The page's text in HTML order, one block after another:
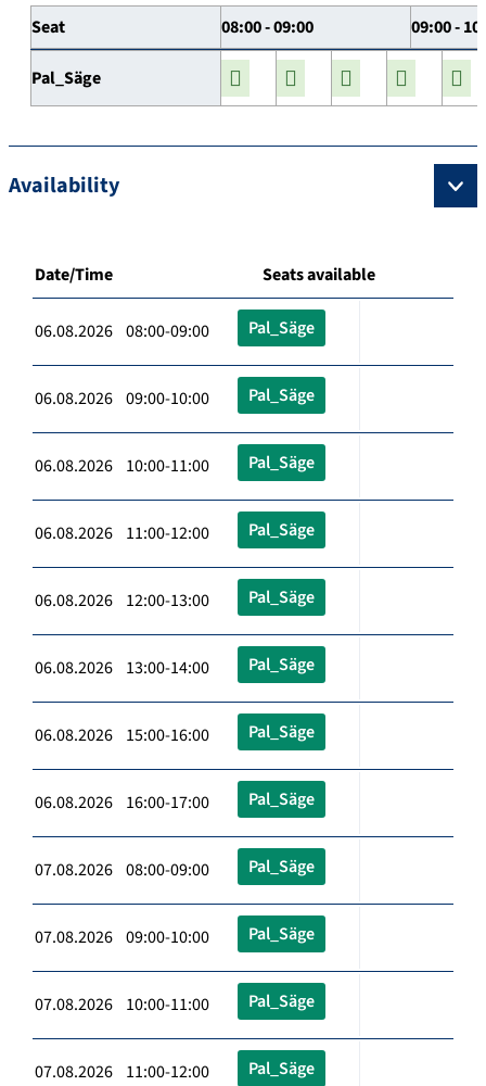
Seat 08:00 - 09:00 09:00 -
Pal_Säge
Availability
Date/Time Seats available
06.08.2026 08:00-09:00 Pal_Säge
06.08.2026 09:00-10:00 Pal_Säge
06.08.2026 10:00-11:00 Pal_Säge
06.08.2026 11:00-12:00 Pal_Säge
06.08.2026 12:00-13:00 Pal_Säge
06.08.2026 13:00-14:00 Pal_Säge
06.08.2026 15:00-16:00 Pal_Säge
06.08.2026 16:00-17:00 Pal_Säge
07.08.2026 08:00-09:00 Pal_Säge
07.08.2026 09:00-10:00 Pal_Säge
07.08.2026 10:00-11:00 Pal_Säge
07.08.2026 11:00-12:00 Pal_Säge